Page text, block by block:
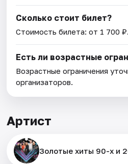
Сколько стоит билет?
Стоимость билета: от 1 700 ₽.
Есть ли возрастные
Возрастные ограничения
организаторов.
Артист
Золотые хиты 90-х и